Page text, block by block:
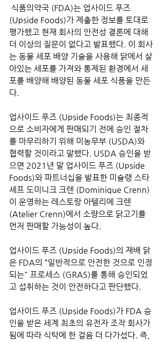
(Upside Foods)가 제출한 정보를 토대로
평가했고 현재 회사의 안전성 결론에 대해
더 이상의 질문이 없다고 발표했다. 이 회사
는 동물 세포 배양 기술을 사용해 닭에서 살
아있는 세포를 가져와 통제된 환경에서 세
포를 배양해 배양된 동물 세포 식품을 만든
다.
업사이드 푸즈 (Upside Foods)는 최종적
으로 소비자에게 판매되기 전에 승인 절차
를 마무리하기 위해 미농무부 (USDA)와
협력할 것이라고 말했다. USDA 승인을 받
으면 2021년 말 업사이드 푸즈 (Upside
Foods)와 파트너십을 발표한 미슐랭 스타
셰프 도미니크 크렌 (Dominique Crenn)
이 운영하는 레스토랑 아텔리에 크렌
(Atelier Crenn)에서 소량으로 닭고기를
먼저 판매할 가능성이 높다.
업사이드 푸즈 (Upside Foods)의 재배 닭
은 FDA의 “일반적으로 안전한 것으로 인정
되는" 프로세스 (GRAS)를 통해 승인되었
고 섭취하는 것이 안전하다고 판단했다.
업사이드 푸즈 (Upside Foods)가 FDA 승
인을 받은 세계 최초의 유전자 조작 회사가
됨에 따라 식탁에 한 걸음 더 다가섰다. 즉,